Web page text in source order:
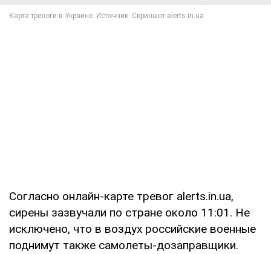
Согласно онлайн-карте тревог alerts.in.ua,
сирены зазвучали по стране около 11:01. Не
исключено, что в воздух российские военные
поднимут также самолеты-дозаправщики.